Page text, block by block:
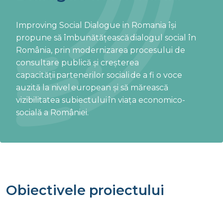
Improving Social Dialogue in Romania își
propune să îmbunătățească dialogul social în
România, prin modernizarea procesului de
consultare publică și creșterea
capacității partenerilor sociali de a fi o voce
auzită la nivel european și să mărească
vizibilitatea subiectului în viața economico-
socială a României.
Obiectivele proiectului